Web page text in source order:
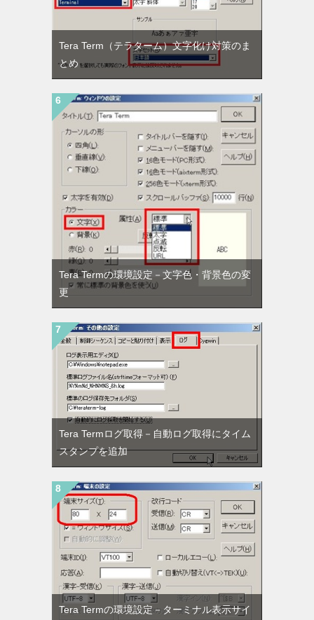
Tera Term（テラターム）文字化け対策のま
とめ
Tera Termの環境設定－文字色・背景色の変
更
Tera Termログ取得－自動ログ取得にタイム
スタンプを追加
Tera Termの環境設定－ターミナル表示サイ